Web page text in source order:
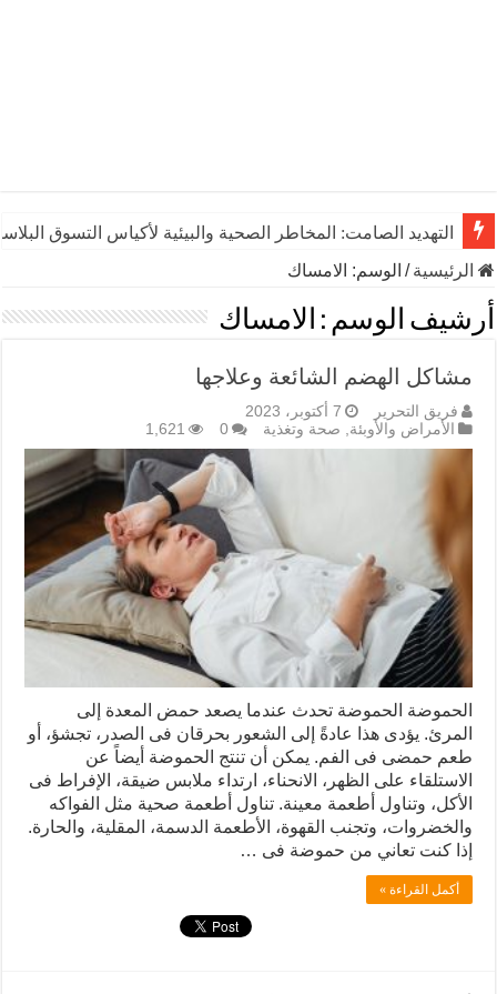
التهديد الصامت: المخاطر الصحية والبيئية لأكياس التسوق
الرئيسية/ الوسم: الامساك
أرشيف الوسم : الامساك
مشاكل الهضم الشائعة وعلاجها
فريق التحرير
7 أكتوبر، 2023
الأمراض والأوبئة, صحة وتغذية 0
1,621
الحموضة الحموضة تحدث عندما يصعد حمض المعدة إلى
المرئ. يؤدى هذا عادةً إلى الشعور بحرقان فى الصدر، تجشؤ، أو
طعم حمضى فى الفم. يمكن أن تنتج الحموضة أيضاً عن
الاستلقاء على الظهر، الانحناء، ارتداء ملابس ضيقة، الإفراط فى
الأكل، وتناول أطعمة معينة. تناول أطعمة صحية مثل الفواكه
والخضروات، وتجنب القهوة، الأطعمة الدسمة، المقلية، والحارة.
إذا كنت تعاني من حموضة فى …
أكمل القراءة »